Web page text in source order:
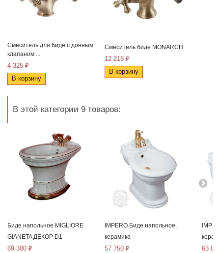
Смеситель для биде с донным
клапаном ...
4 325 ₽
В корзину
Смеситель биде MONARCH
12 218 ₽
В корзину
В этой категории 9 товаров:
Биде напольное MIGLIORE
GIANETA ДЕКОР D1
69 300 ₽
IMPERO Биде напольное,
керамика
57 750 ₽ 63